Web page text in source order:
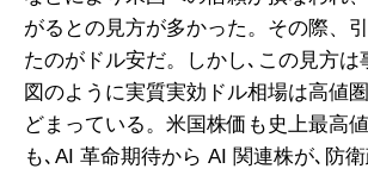
がるとの見方が多かった。その際、
たのがドル安だ。しかし､この見方は
図のように実質実効ドル相場は高値
どまっている。米国株価も史上最高
も､AI 革命期待から AI 関連株が､防